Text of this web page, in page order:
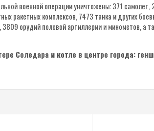
военной операции уничтожены: 371
ракетных комплексов, 7473 танка и других
3809 орудий полевой артиллерии и минометов, а
Соледара и котле в центре города: